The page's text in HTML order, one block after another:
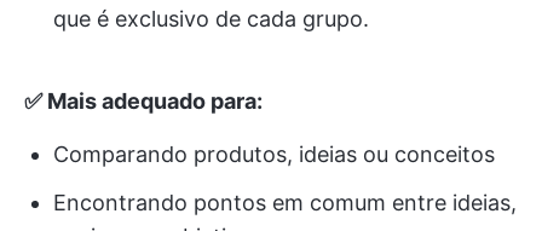
que é exclusivo de cada grupo.
✅ Mais adequado para:
Comparando produtos, ideias ou conceitos
Encontrando pontos em comum entre ideias,